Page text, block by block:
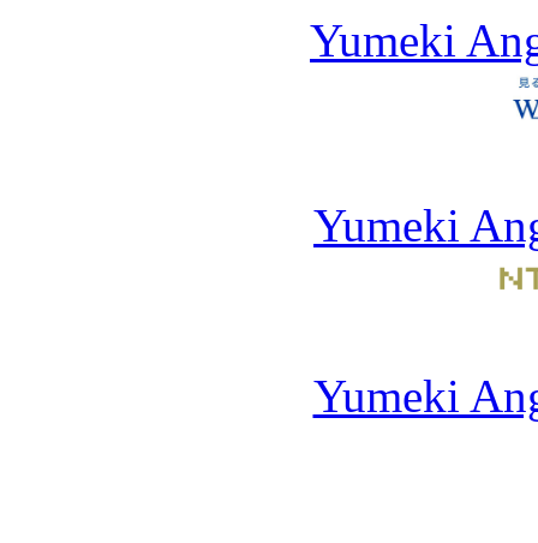
Yumeki
Yumeki
Yumeki